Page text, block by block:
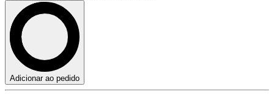
Adicionar ao pedido